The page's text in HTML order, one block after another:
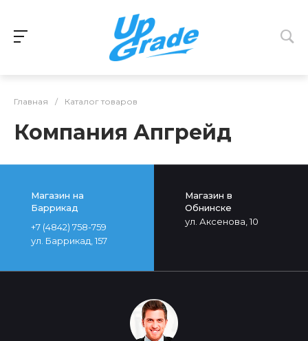
Главная / Каталог товаров
Компания Апгрейд
Магазин на
Баррикад
+7 (4842) 758-759
ул. Баррикад, 157
Магазин в
Обнинске
ул. Аксенова, 10